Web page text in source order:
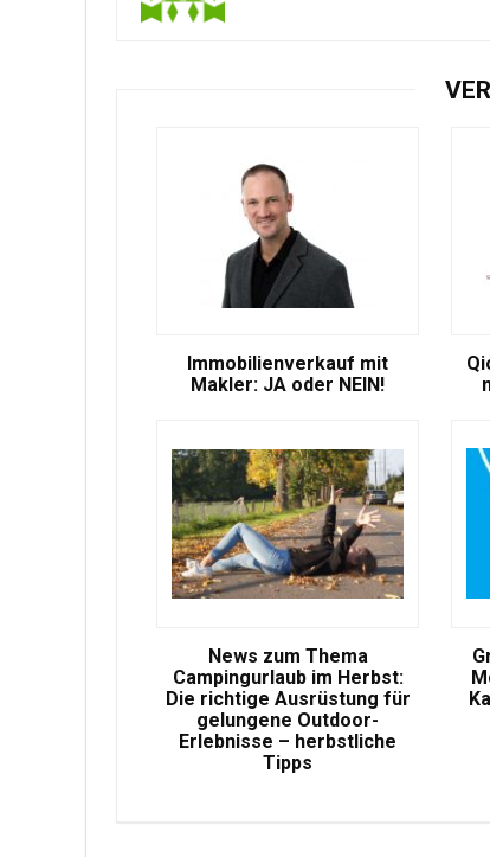
Immobilienverkauf mit
Makler: JA oder NEIN!
News zum Thema
Campingurlaub im Herbst:
Die richtige Ausrüstung für
gelungene Outdoor-
Erlebnisse – herbstliche
Tipps